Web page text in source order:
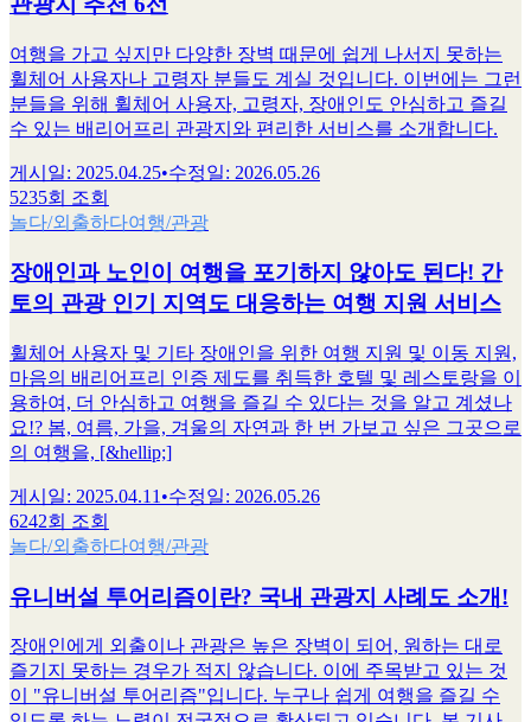
여행을 가고 싶지만 다양한 장벽 때문에 쉽게 나서지 못하는
휠체어 사용자나 고령자 분들도 계실 것입니다. 이번에는 그런
분들을 위해 휠체어 사용자, 고령자, 장애인도 안심하고 즐길
수 있는 배리어프리 관광지와 편리한 서비스를 소개합니다.
게시일: 2025.04.25•수정일: 2026.05.26
5235회 조회
놀다/외출하다여행/관광
장애인과 노인이 여행을 포기하지 않아도 된다! 간
토의 관광 인기 지역도 대응하는 여행 지원 서비스
휠체어 사용자 및 기타 장애인을 위한 여행 지원 및 이동 지원,
마음의 배리어프리 인증 제도를 취득한 호텔 및 레스토랑을 이
용하여, 더 안심하고 여행을 즐길 수 있다는 것을 알고 계셨나
요!? 봄, 여름, 가을, 겨울의 자연과 한 번 가보고 싶은 그곳으로
의 여행을, [&hellip;]
게시일: 2025.04.11 •수정일: 2026.05.26
6242회 조회
놀다/외출하다여행/관광
유니버설 투어리즘이란? 국내 관광지 사례도 소개!
장애인에게 외출이나 관광은 높은 장벽이 되어, 원하는 대로
즐기지 못하는 경우가 적지 않습니다. 이에 주목받고 있는 것
이 "유니버설 투어리즘"입니다. 누구나 쉽게 여행을 즐길 수